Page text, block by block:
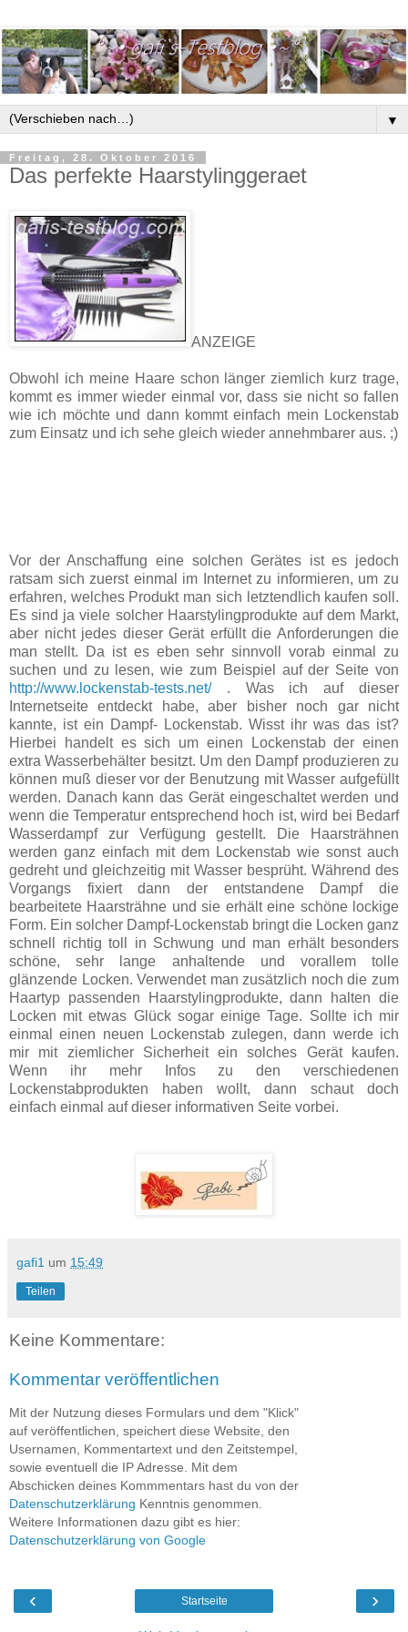
▼
Freitag, 28. Oktober 2016
Das perfekte Haarstylinggeraet
ANZEIGE
Obwohl ich meine Haare schon länger ziemlich kurz trage,
kommt es immer wieder einmal vor, dass sie nicht so fallen
wie ich möchte und dann kommt einfach mein Lockenstab
zum Einsatz und ich sehe gleich wieder annehmbarer aus. ;)
Vor der Anschaffung eine solchen Gerätes ist es jedoch
ratsam sich zuerst einmal im Internet zu informieren, um zu
erfahren, welches Produkt man sich letztendlich kaufen soll.
Es sind ja viele solcher Haarstylingprodukte auf dem Markt,
aber nicht jedes dieser Gerät erfüllt die Anforderungen die
man stellt. Da ist es eben sehr sinnvoll vorab einmal zu
suchen und zu lesen, wie zum Beispiel auf der Seite von
http://www.lockenstab-tests.net/. Was ich auf dieser
Internetseite entdeckt habe, aber bisher noch gar nicht
kannte, ist ein Dampf- Lockenstab. Wisst ihr was das ist?
Hierbei handelt es sich um einen Lockenstab der einen
extra Wasserbehälter besitzt. Um den Dampf produzieren zu
können muß dieser vor der Benutzung mit Wasser aufgefüllt
werden. Danach kann das Gerät eingeschaltet werden und
wenn die Temperatur entsprechend hoch ist, wird bei Bedarf
Wasserdampf zur Verfügung gestellt. Die Haarsträhnen
werden ganz einfach mit dem Lockenstab wie sonst auch
gedreht und gleichzeitig mit Wasser besprüht. Während des
Vorgangs fixiert dann der entstandene Dampf die
bearbeitete Haarsträhne und sie erhält eine schöne lockige
Form. Ein solcher Dampf-Lockenstab bringt die Locken ganz
schnell richtig toll in Schwung und man erhält besonders
schöne, sehr lange anhaltende und vorallem tolle
glänzende Locken. Verwendet man zusätzlich noch die zum
Haartyp passenden Haarstylingprodukte, dann halten die
Locken mit etwas Glück sogar einige Tage. Sollte ich mir
einmal einen neuen Lockenstab zulegen, dann werde ich
mir mit ziemlicher Sicherheit ein solches Gerät kaufen.
Wenn ihr mehr Infos zu den verschiedenen
Lockenstabprodukten haben wollt, dann schaut doch
einfach einmal auf dieser informativen Seite vorbei.
gafi1 um 15:49
Teilen
Keine Kommentare:
Kommentar veröffentlichen
Mit der Nutzung dieses Formulars und dem "Klick"
auf veröffentlichen, speichert diese Website, den
Usernamen, Kommentartext und den Zeitstempel,
sowie eventuell die IP Adresse. Mit dem
Abschicken deines Kommmentars hast du von der
Datenschutzerklärung Kenntnis genommen.
Weitere Informationen dazu gibt es hier:
Datenschutzerklärung von Google
‹ ›
Startseite